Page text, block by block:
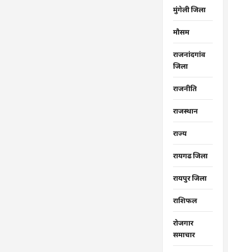
मुंगेली जिला
मौसम
राजनांदगांव
जिला
राजनीति
राजस्थान
राज्‍य
रायगढ जिला
रायपुर जिला
राशिफल
रोजगार
समाचार